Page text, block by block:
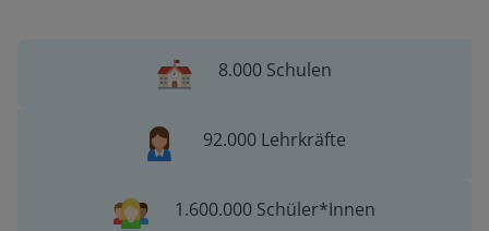
8.000 Schulen
92.000 Lehrkräfte
1.600.000 Schüler*Innen